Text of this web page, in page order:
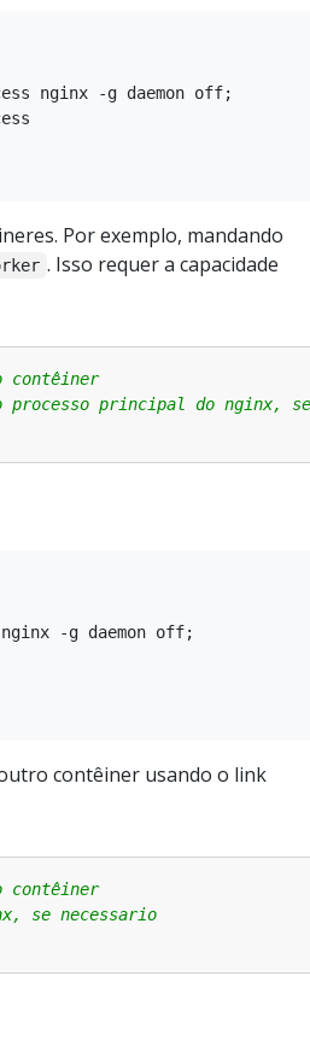
nginx -g daemon off;
Por exemplo, mandando
. Isso requer a capacidade
contêiner
principal do nginx, se
-g daemon off;
contêiner usando o link
contêiner
se necessario